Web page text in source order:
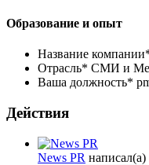
Образование и опыт
Название
Отрасль* СМИ и
Ваша должность*
Действия
News PR написал(а)